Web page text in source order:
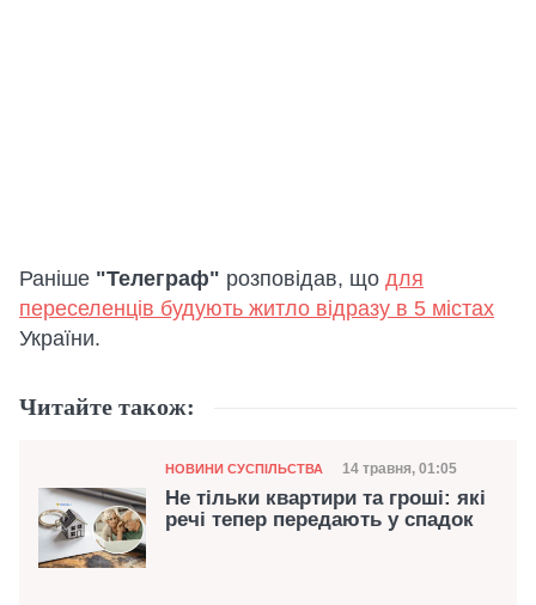
Раніше "Телеграф" розповідав, що для
переселенців будують житло відразу в 5 містах
України.
Читайте також:
Категорія
НОВИНИ СУСПІЛЬСТВА Дата публікації
14 травня, 01:05
Не тільки квартири та гроші: які
речі тепер передають у спадок